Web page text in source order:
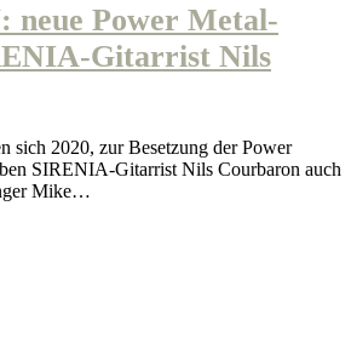
neue Power Metal-
Gitarrist Nils
sich 2020, zur Besetzung der Power
SIRENIA-Gitarrist Nils Courbaron auch
Mike…